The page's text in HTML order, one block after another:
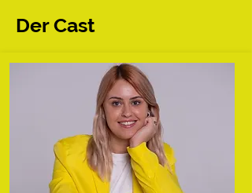
Der Cast